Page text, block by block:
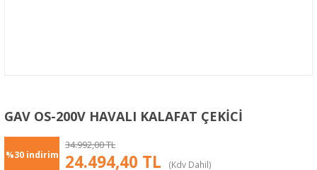
GAV OS-200V HAVALI KALAFAT ÇEKİCİ
%30 indirim
34.992,00 TL
24.494,40 TL (Kdv Dahil)